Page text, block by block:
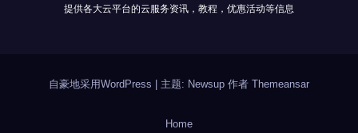
提供各大云平台的云服务资讯，教程，优惠活动等信息
自豪地采用WordPress 主题: Newsup 作者 Themeansar
Home